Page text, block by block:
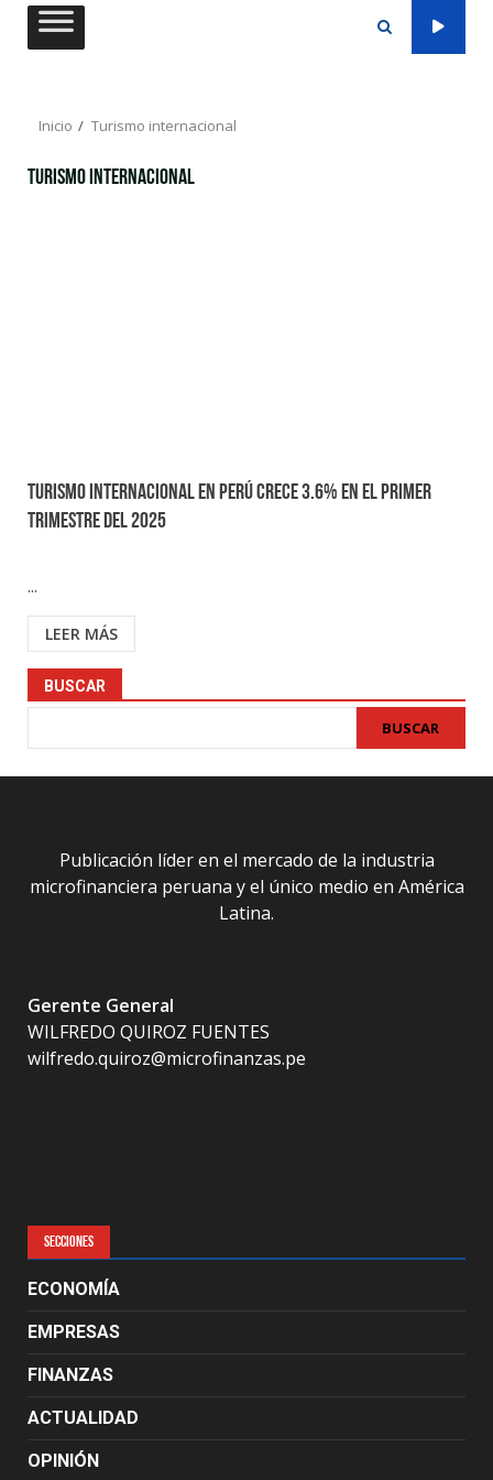
Saltar
Inicio Turismo internacional
Turismo internacional
Turismo internacional en Perú crece 3.6% en el primer
trimestre del 2025
...
LEER MÁS
BUSCAR
BUSCAR
Publicación líder en el mercado de la industria
microfinanciera peruana y el único medio en América
Latina.
Gerente General
WILFREDO QUIROZ FUENTES
wilfredo.quiroz@microfinanzas.pe
SECCIONES
ECONOMÍA
EMPRESAS
FINANZAS
ACTUALIDAD
OPINIÓN